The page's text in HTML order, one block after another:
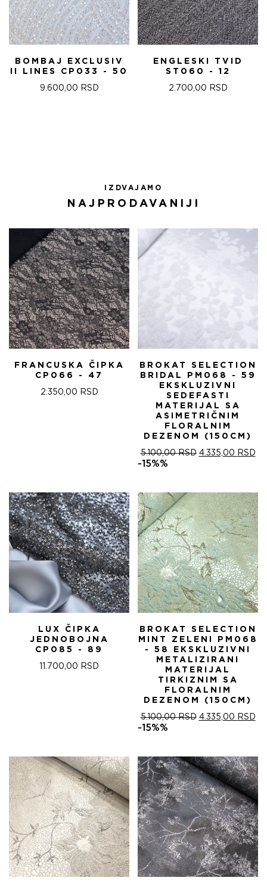
BOMBAJ EXCLUSIV
II LINES CP033 - 50
9.600,00 RSD
ENGLESKI TVID
ST060 - 12
2.700,00 RSD
IZDVAJAMO
NAJPRODAVANIJI
FRANCUSKA ČIPKA
CP066 - 47
2.350,00 RSD
BROKAT SELECTION
BRIDAL PM068 - 59
EKSKLUZIVNI
SEDEFASTI
MATERIJAL SA
ASIMETRIČNIM
FLORALNIM
DEZENOM (150CM)
5.100,00RSD ОРИГИНАЛНА
5.100,00 RSD.
4.335,00 RSD
-15%%
LUX ČIPKA
JEDNOBOJNA
CP085 - 89
11.700,00 RSD
BROKAT SELECTION
MINT ZELENI PM068
- 58 EKSKLUZIVNI
METALIZIRANI
MATERIJAL
TIRKIZNIM SA
FLORALNIM
DEZENOM (150CM)
5.100,00RSD ОРИГИНАЛНА
5.100,00 RSD.
4.335,00 RSD
-15%%